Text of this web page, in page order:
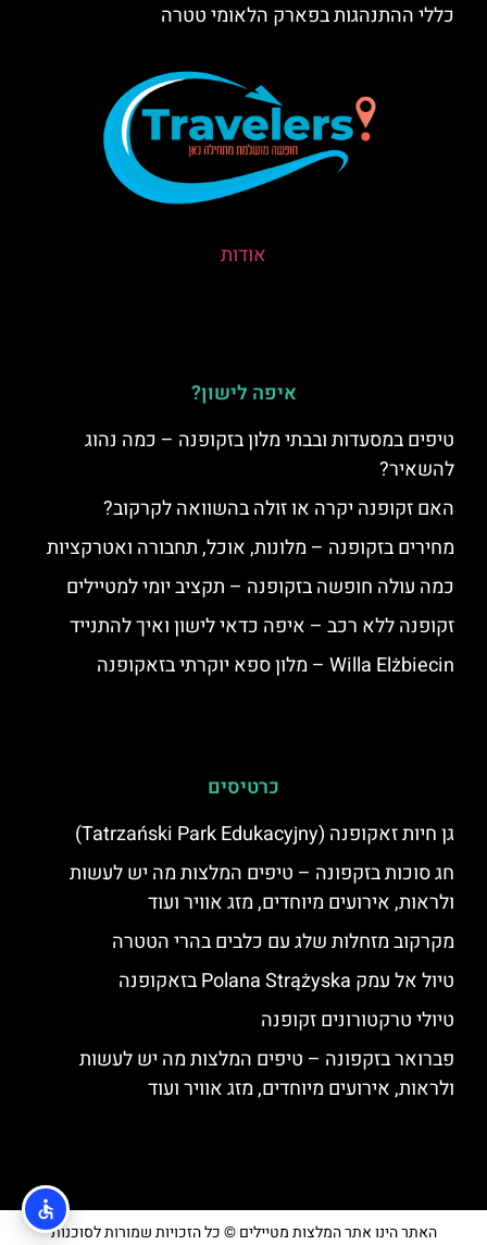
כללי ההתנהגות בפארק הלאומי טטרה
אודות
איפה לישון?
טיפים במסעדות ובבתי מלון בזקופנה – כמה נהוג
להשאיר?
האם זקופנה יקרה או זולה בהשוואה לקרקוב?
מחירים בזקופנה – מלונות, אוכל, תחבורה ואטרקציות
כמה עולה חופשה בזקופנה – תקציב יומי למטיילים
זקופנה ללא רכב – איפה כדאי לישון ואיך להתנייד
Willa Elżbiecin – מלון ספא יוקרתי בזאקופנה
כרטיסים
גן חיות זאקופנה (Tatrzański Park Edukacyjny)
חג סוכות בזקפונה – טיפים המלצות מה יש לעשות
ולראות, אירועים מיוחדים, מזג אוויר ועוד
מקרקוב מזחלות שלג עם כלבים בהרי הטטרה
טיול אל עמק Polana Strążyska בזאקופנה
טיולי טרקטורונים זקופנה
פברואר בזקפונה – טיפים המלצות מה יש לעשות
ולראות, אירועים מיוחדים, מזג אוויר ועוד
האתר הינו אתר המלצות מטיילים © כל הזכויות שמורות לסוכנות